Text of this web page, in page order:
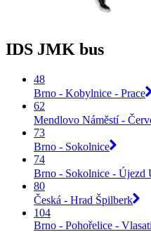
IDS JMK bus
48
Brno - Kobylnice - Prace
62
Mendlovo Náměstí -
73
Brno - Sokolnice
74
Brno - Sokolnice - Újezd
80
Česká - Hrad Špilberk
104
Brno - Pohořelice -